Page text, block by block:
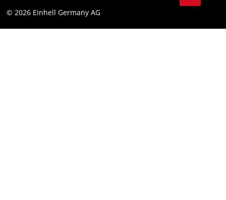
Impressum
© 2026 Einhell Germany AG